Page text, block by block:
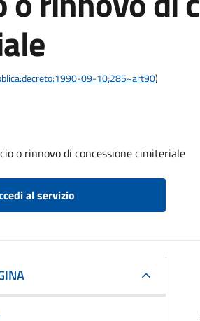
09-10;285~art90)
o rinnovo di concessione cimiteriale
al servizio